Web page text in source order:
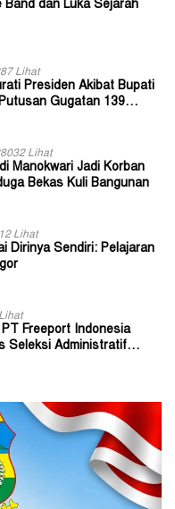
Band dan Luka Sejarah
Lihat
Presiden Akibat Bupati
Gugatan 139
Lihat
Manokwari Jadi Korban
Bekas Kuli Bangunan
Lihat
Dirinya Sendiri: Pelajaran
Freeport Indonesia
Seleksi Administratif